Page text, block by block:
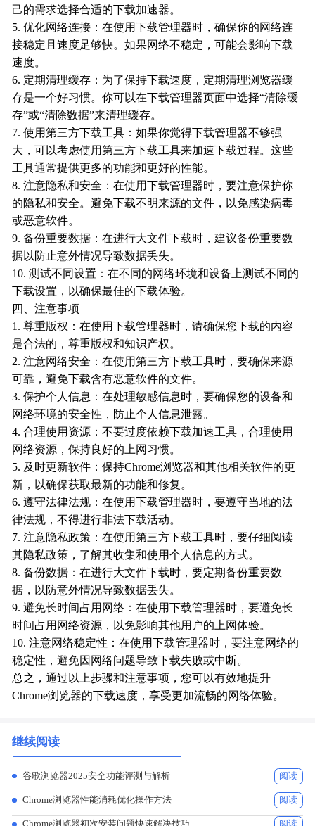
己的需求选择合适的下载加速器。
5. 优化网络连接：在使用下载管理器时，确保你的网络连
接稳定且速度足够快。如果网络不稳定，可能会影响下载
速度。
6. 定期清理缓存：为了保持下载速度，定期清理浏览器缓
存是一个好习惯。你可以在下载管理器页面中选择“清除缓
存”或“清除数据”来清理缓存。
7. 使用第三方下载工具：如果你觉得下载管理器不够强
大，可以考虑使用第三方下载工具来加速下载过程。这些
工具通常提供更多的功能和更好的性能。
8. 注意隐私和安全：在使用下载管理器时，要注意保护你
的隐私和安全。避免下载不明来源的文件，以免感染病毒
或恶意软件。
9. 备份重要数据：在进行大文件下载时，建议备份重要数
据以防止意外情况导致数据丢失。
10. 测试不同设置：在不同的网络环境和设备上测试不同的
下载设置，以确保最佳的下载体验。
四、注意事项
1. 尊重版权：在使用下载管理器时，请确保您下载的内容
是合法的，尊重版权和知识产权。
2. 注意网络安全：在使用第三方下载工具时，要确保来源
可靠，避免下载含有恶意软件的文件。
3. 保护个人信息：在处理敏感信息时，要确保您的设备和
网络环境的安全性，防止个人信息泄露。
4. 合理使用资源：不要过度依赖下载加速工具，合理使用
网络资源，保持良好的上网习惯。
5. 及时更新软件：保持Chrome浏览器和其他相关软件的更
新，以确保获取最新的功能和修复。
6. 遵守法律法规：在使用下载管理器时，要遵守当地的法
律法规，不得进行非法下载活动。
7. 注意隐私政策：在使用第三方下载工具时，要仔细阅读
其隐私政策，了解其收集和使用个人信息的方式。
8. 备份数据：在进行大文件下载时，要定期备份重要数
据，以防意外情况导致数据丢失。
9. 避免长时间占用网络：在使用下载管理器时，要避免长
时间占用网络资源，以免影响其他用户的上网体验。
10. 注意网络稳定性：在使用下载管理器时，要注意网络的
稳定性，避免因网络问题导致下载失败或中断。
总之，通过以上步骤和注意事项，您可以有效地提升
Chrome浏览器的下载速度，享受更加流畅的网络体验。
继续阅读
谷歌浏览器2025安全功能评测与解析 阅读
Chrome浏览器性能消耗优化操作方法 阅读
Chrome浏览器初次安装问题快速解决技巧 阅读